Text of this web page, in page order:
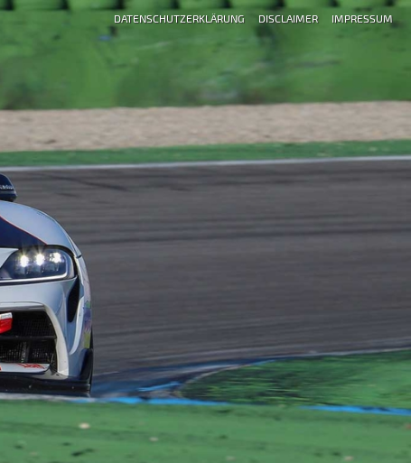
DATENSCHUTZERKLÄRUNG DISCLAIMER IMPRESSUM